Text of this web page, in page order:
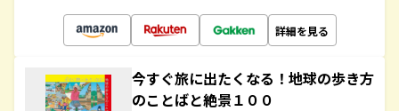
詳細を見る
今すぐ旅に出たくなる！地球の歩き方
のことばと絶景１００